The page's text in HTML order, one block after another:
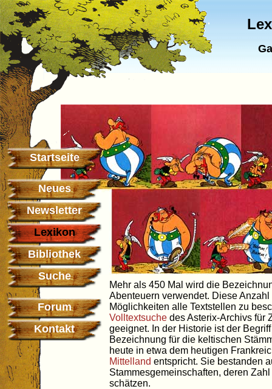
Startseite
Neues
Newsletter
Lexikon
Bibliothek
Suche
Forum
Kontakt
Mehr als 450 Mal wird die
Abenteuern verwendet. Diese
Möglichkeiten alle Textstellen zu
Volltextsuche des Asterix-Archivs für
geeignet. In der Historie ist der
Bezeichnung für die keltischen
heute in etwa dem heutigen
Mittelland entspricht. Sie bestanden
Stammesgemeinschaften, deren
schätzen.